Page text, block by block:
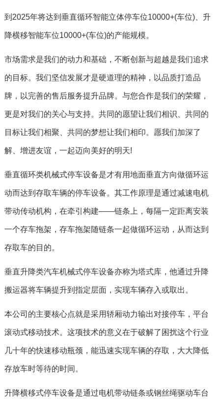
到2025年将达到垂直循环智能立体停车位10000+(车位)、升
降横移智能车位10000+(车位)的产能规模。
市场需求是我们的动力和基础，不断创新与超越是我们追求
的目标。我们坚信发展才是硬道理的精神，以品质打造品
牌，以完善的售后服务提升品牌。与您合作是我们的荣耀，
更是对我们的关心与支持。共同的愿望让我们相识、共同的
目标让我们相聚、共同的梦想让我们相印。愿我们加深了
解、增进友谊，一起迈向美好的明天!
垂直循环类机械式停车设备是才有用地面垂直方向做循环运
动而达到存取车辆的停车设备。其工作原理是通过减速电机
带动传动机构，在牵引构建——链条上，每隔一定距离安装
一个存车拖架，存车拖架随链条一起做循环运动，从而达到
存取车的目的。
垂直升降类汽车机械式停车设备亦称为塔式库，他通过升降
搬运器将车辆提升到指定层面，实现车辆存入或取出。
本公司的主要核心点就是采用轿厢动力输出对接停车，平台
滚动式移动技术。这项技术的意义在于破解了困扰这个行业
几十年的快速移动瓶颈，能迅速实现车辆的存取，大大降低
存放车时等待的时间。
升降横移式停车设备是通过电机带动链条或钢丝绳驱动车台